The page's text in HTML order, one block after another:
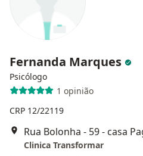
Fernanda Marques
Psicólogo
1 opinião
CRP 12/22119
Rua Bolonha - 59 - casa
Clinica Transformar